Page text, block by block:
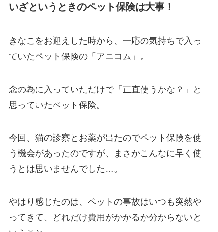
いざというときのペット保険は大事！
きなこをお迎えした時から、一応の気持ちで入っ
ていたペット保険の「アニコム」。
念の為に入っていただけで「正直使うかな？」と
思っていたペット保険。
今回、猫の診察とお薬が出たのでペット保険を使
う機会があったのですが、まさかこんなに早く使
うとは思いませんでした…。
やはり感じたのは、 ペットの事故はいつも突然や
ってきて、どれだけ費用がかかるか分からないと